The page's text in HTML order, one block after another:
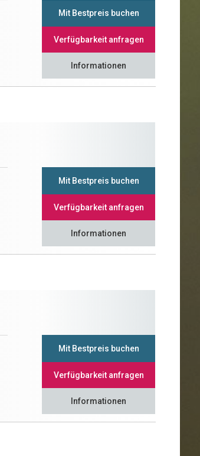
Mit Bestpreis buchen
Verfügbarkeit anfragen
Informationen
Mit Bestpreis buchen
Verfügbarkeit anfragen
Informationen
Mit Bestpreis buchen
Verfügbarkeit anfragen
Informationen